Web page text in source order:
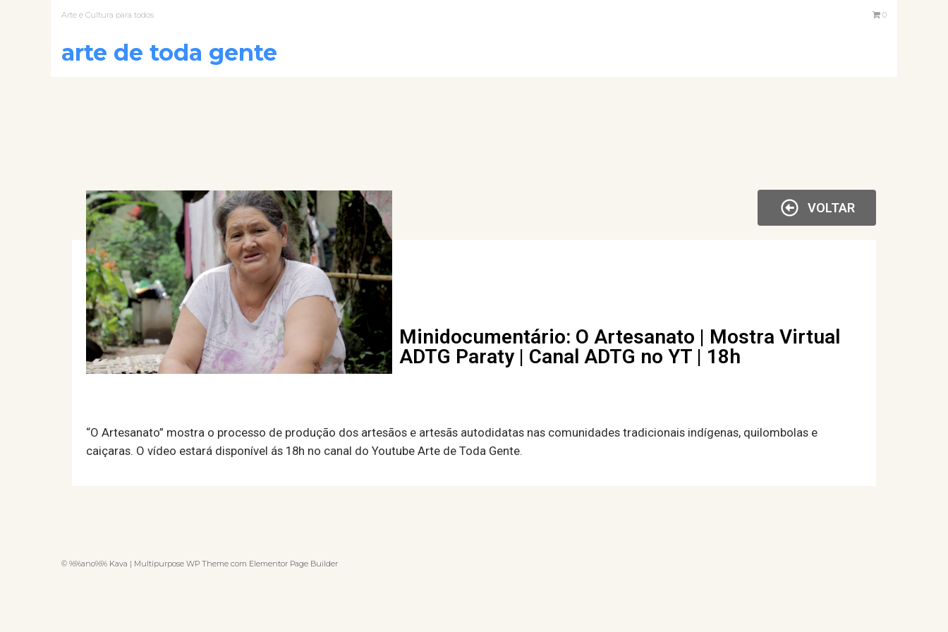
Arte e Cultura para todos 0
arte de toda gente
VOLTAR
Minidocumentário: O Artesanato | Mostra Virtual
ADTG Paraty | Canal ADTG no YT | 18h
“O Artesanato” mostra o processo de produção dos artesãos e artesãs autodidatas nas comunidades tradicionais indígenas, quilombolas e
caiçaras. O vídeo estará disponível ás 18h no canal do Youtube Arte de Toda Gente.
© %%ano%% Kava | Multipurpose WP Theme com Elementor Page Builder